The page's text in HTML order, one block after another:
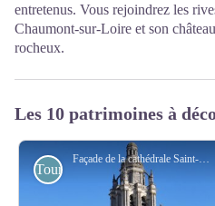
entretenus. Vous rejoindrez les
Chaumont-sur-Loire et son
rocheux.
Les 10 patrimoines à
Façade de la cathédrale Saint-Louis de Blois - Amis saint Colomban
Touristiques